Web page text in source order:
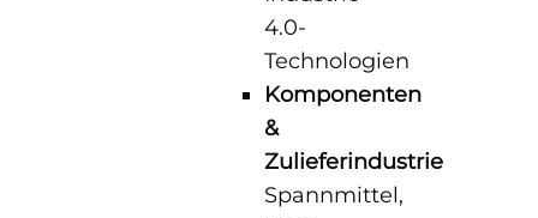
4.0-
Technologien
Komponenten
&
Zulieferindustrie
Spannmittel,